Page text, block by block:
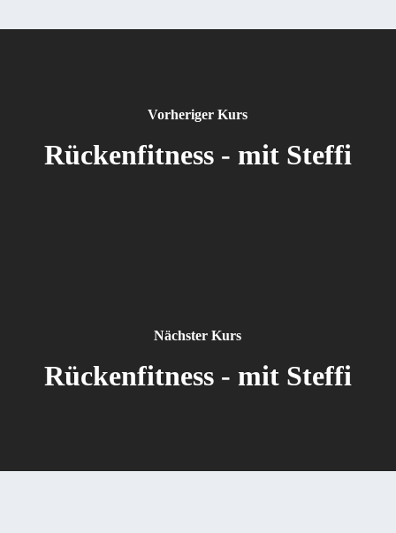
Vorheriger Kurs
Rückenfitness - mit Steffi
Nächster Kurs
Rückenfitness - mit Steffi